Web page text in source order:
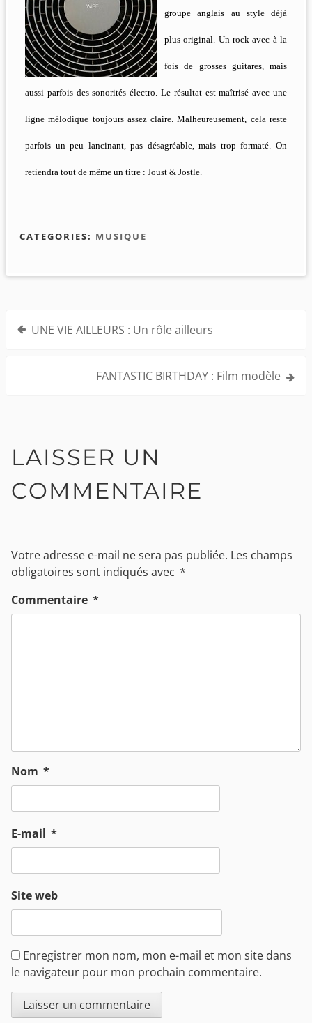
groupe anglais au style déjà
plus original. Un rock avec à la
fois de grosses guitares, mais
aussi parfois des sonorités électro. Le résultat est maîtrisé avec une
ligne mélodique toujours assez claire. Malheureusement, cela reste
parfois un peu lancinant, pas désagréable, mais trop formaté. On
retiendra tout de même un titre : Joust & Jostle.
CATEGORIES: MUSIQUE
Navigation
UNE VIE AILLEURS : Un rôle ailleurs
FANTASTIC BIRTHDAY : Film modèle
LAISSER UN
COMMENTAIRE
Votre adresse e-mail ne sera pas publiée. Les champs
obligatoires sont indiqués avec *
Commentaire *
Nom *
E-mail *
Site web
Enregistrer mon nom, mon e-mail et mon site dans
le navigateur pour mon prochain commentaire.